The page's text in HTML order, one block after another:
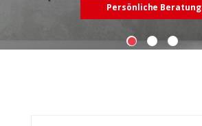
Persönliche Beratung